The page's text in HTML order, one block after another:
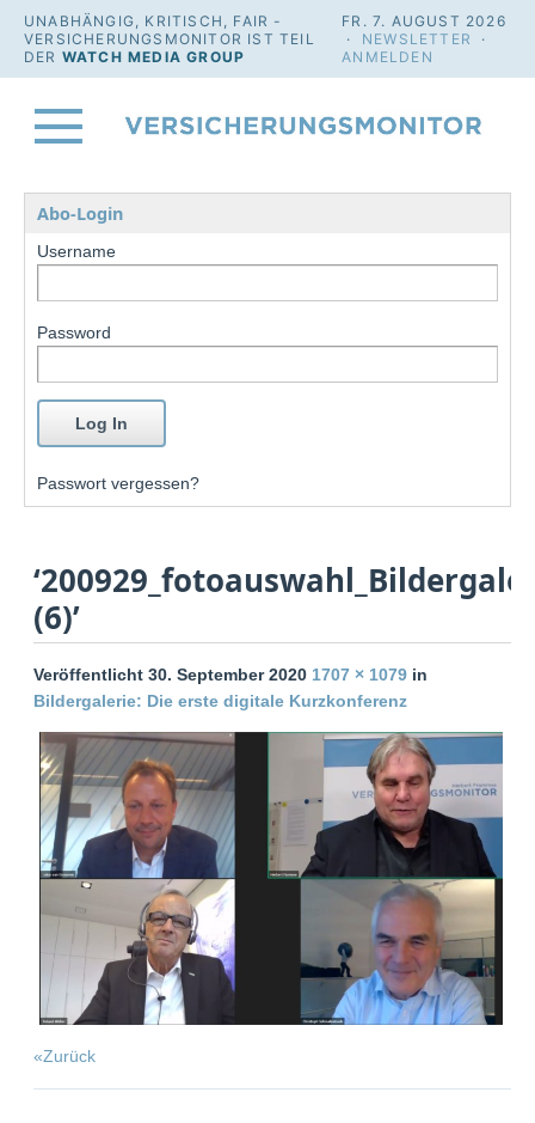
UNABHÄNGIG, KRITISCH, FAIR -
VERSICHERUNGSMONITOR IST TEIL
DER WATCH MEDIA GROUP
FR. 7. AUGUST 2026
· NEWSLETTER
·
ANMELDEN
Abo-Login
Username
Password
Passwort vergessen?
(6)’
Veröffentlicht30. September 2020 1707 × 1079 in
Bildergalerie: Die erste digitale Kurzkonferenz
«Zurück